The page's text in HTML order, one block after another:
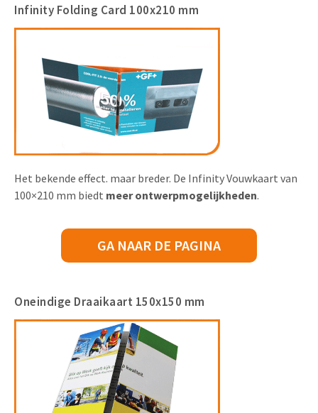
Infinity Folding Card 100x210 mm
Het bekende effect. maar breder. De Infinity Vouwkaart van
100×210 mm biedt meer ontwerpmogelijkheden.
GA NAAR DE PAGINA
Oneindige Draaikaart 150x150 mm